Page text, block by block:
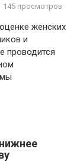
145 просмотров
женских
и
проводится